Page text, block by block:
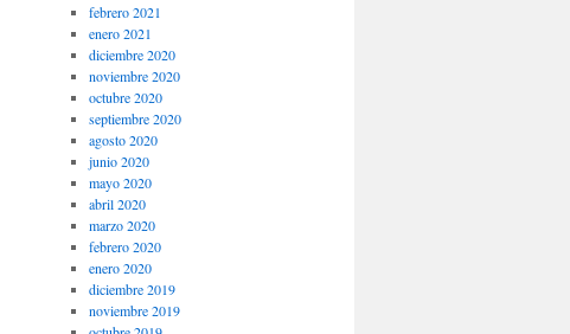
febrero 2021
enero 2021
diciembre 2020
noviembre 2020
octubre 2020
septiembre 2020
agosto 2020
junio 2020
mayo 2020
abril 2020
marzo 2020
febrero 2020
enero 2020
diciembre 2019
noviembre 2019